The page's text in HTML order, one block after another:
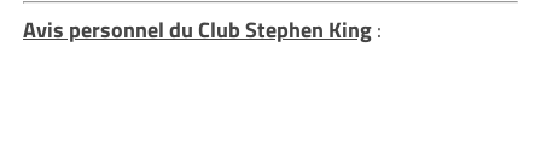
Avis personnel du Club Stephen King: